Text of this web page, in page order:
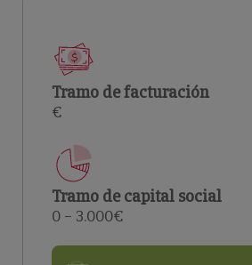
Tramo de facturación
€
Tramo de capital social
0 – 3.000€